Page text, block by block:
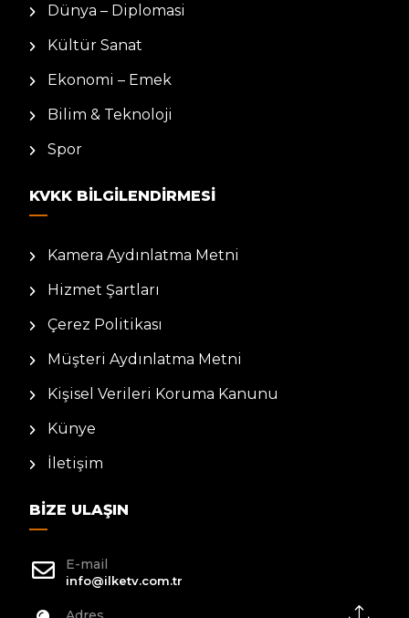
Dünya – Diplomasi
Kültür Sanat
Ekonomi – Emek
Bilim & Teknoloji
Spor
KVKK BILGILENDIRMESI
Kamera Aydınlatma Metni
Hizmet Şartları
Çerez Politikası
Müşteri Aydınlatma Metni
Kişisel Verileri Koruma Kanunu
Künye
İletişim
BIZE ULAŞIN
E-mail
info@ilketv.com.tr